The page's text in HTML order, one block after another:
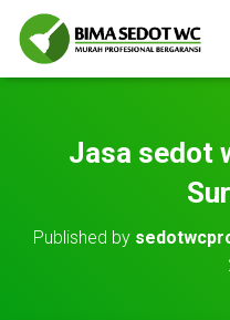
Jasa sedot
Published by